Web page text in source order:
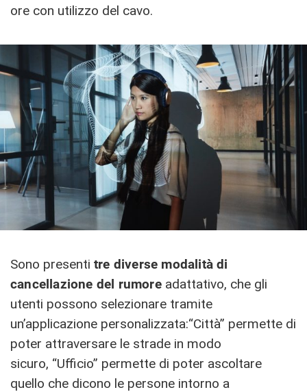
ore con utilizzo del cavo.
Sono presenti tre diverse modalità di
cancellazione del rumoreadattativo, che gli
utenti possono selezionare tramite
un’applicazione personalizzata:“Città” permette di
poter attraversare le strade in modo
sicuro, “Ufficio” permette di poter ascoltare
quello che dicono le persone intorno a